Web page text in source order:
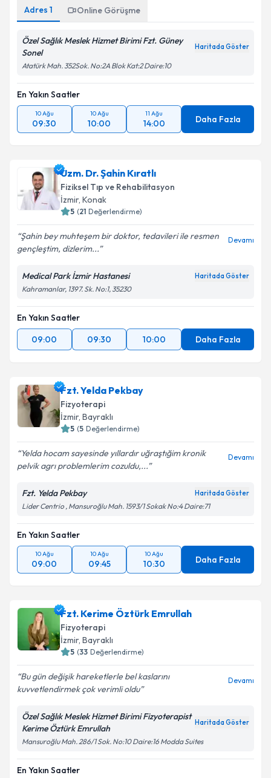
Adres 1 Online Görüşme
Özel Sağlık Meslek Hizmet Birimi Fzt. Güney
Sonel
Haritada Göster
Atatürk Mah. 352Sok. No:2A Blok Kat:2 Daire:10
En Yakın Saatler
10 Ağu
09:30
10 Ağu
10:00
11 Ağu
14:00 Daha Fazla
Uzm. Dr. Şahin Kıratlı
Fiziksel Tıp ve Rehabilitasyon
İzmir, Konak
5 (21 Değerlendirme)
Şahin bey muhteşem bir doktor, tedavileri ile resmen
gençleştim, dizlerim...
Devamı
Medical Park İzmir Hastanesi Haritada Göster
Kahramanlar, 1397. Sk. No:1, 35230
En Yakın Saatler
09:00
09:30 10:00 Daha Fazla
Fzt. Yelda Pekbay
Fizyoterapi
İzmir, Bayraklı
5 (5 Değerlendirme)
Yelda hocam sayesinde yıllardır uğraştığim kronik
pelvik agrı problemlerim cozuldu,...
Devamı
Fzt. Yelda Pekbay Haritada Göster
Lider Centrio , Mansuroğlu Mah. 1593/1 Sokak No:4 Daire:71
En Yakın Saatler
10 Ağu
09:00
10 Ağu
09:45
10 Ağu
10:30 Daha Fazla
Fzt. Kerime Öztürk Emrullah
Fizyoterapi
İzmir, Bayraklı
5 (33 Değerlendirme)
Bu gün değişik hareketlerle bel kaslarını
kuvvetlendirmek çok verimli oldu
Devamı
Özel Sağlık Meslek Hizmet Birimi Fizyoterapist
Kerime Öztürk Emrullah
Haritada Göster
Mansuroğlu Mah. 286/1 Sok. No:10 Daire:16 Modda Suites
En Yakın Saatler